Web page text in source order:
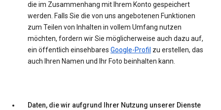
die im Zusammenhang mit Ihrem Konto gespeichert
werden. Falls Sie die von uns angebotenen Funktionen
zum Teilen von Inhalten in vollem Umfang nutzen
möchten, fordern wir Sie möglicherweise auch dazu auf,
ein öffentlich einsehbares Google-Profil zu erstellen, das
auch Ihren Namen und Ihr Foto beinhalten kann.
Daten, die wir aufgrund Ihrer Nutzung unserer Dienste